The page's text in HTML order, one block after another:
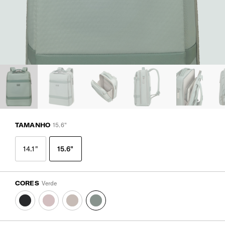
TAMANHO 15.6"
14.1" 15.6"
CORES Verde